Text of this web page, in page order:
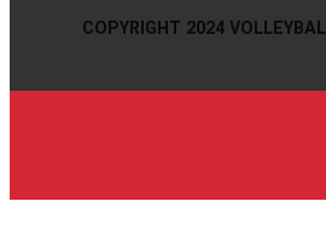
COPYRIGHT 2024